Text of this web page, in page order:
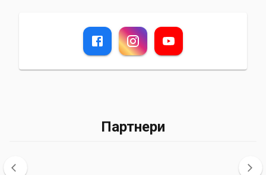
Партнери